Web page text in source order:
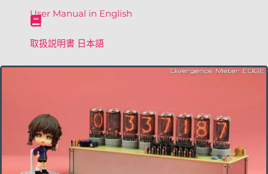
User Manual in English
取扱説明書 日本語